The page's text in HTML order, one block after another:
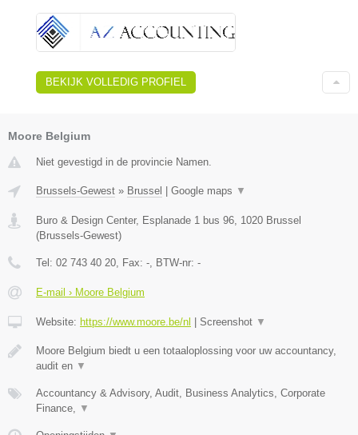
BEKIJK VOLLEDIG PROFIEL
Moore Belgium
Niet gevestigd in de provincie Namen.
Brussels-Gewest » Brussel | Google maps ▼
Buro & Design Center, Esplanade 1 bus 96 1020 Brussel
(Brussels-Gewest)
Tel: 02 743 40 20 , Fax: - , BTW-nr: -
E-mail › Moore Belgium
Website: https://www.moore.be/nl | Screenshot ▼
Moore Belgium biedt u een totaaloplossing voor uw accountancy,
audit en ▼
Accountancy & Advisory, Audit, Business Analytics, Corporate
Finance,
▼